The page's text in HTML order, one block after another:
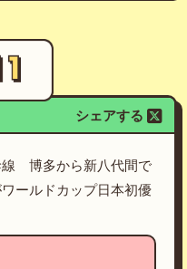
シェアする
線 博多から新八代間で
ールドカップ日本初優